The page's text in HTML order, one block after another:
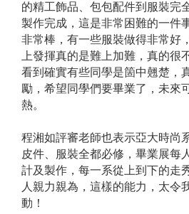
的精工飾品、包包配件到服裝完
製作完成，這是非常困難的一件
非常棒，有一些服裝做得非常好
上發揮真的是難上加難，真的很
看到確實有些同學是箇中翹楚，
勵，希望同學們要畢業了，未來
熱。
程湘如評審老師也表示亞大時尚
皮件、服裝全都必修，畢業展每
計及製作，每一系從上到下的走
人親力親為，這樣的能力，太令
動！